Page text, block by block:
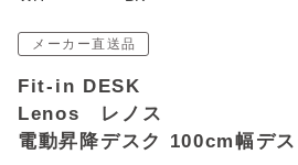
メーカー直送品
Fit-in DESK
Lenos レノス
電動昇降デスク 100cm幅デ